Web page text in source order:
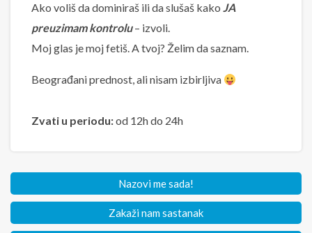
Ako voliš da dominiraš ili da slušaš kako JA
preuzimam kontrolu– izvoli.
Moj glas je moj fetiš. A tvoj? Želim da saznam.
Beograđani prednost, ali nisam izbirljiva
Zvati u periodu:od 12h do 24h
Nazovi me sada!
Zakaži nam sastanak